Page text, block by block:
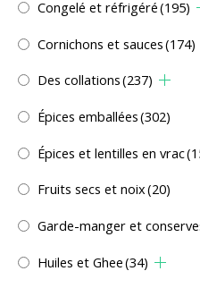
Congelé et réfrigéré(195)
Cornichons et sauces(174)
Des collations(237)
Épices emballées(302)
Épices et lentilles en vrac
Fruits secs et noix(20)
Garde-manger et
Huiles et Ghee(34)